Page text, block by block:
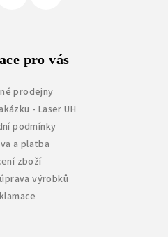
pro vás
prodejny
- Laser UH
podmínky
a platba
zboží
výrobků